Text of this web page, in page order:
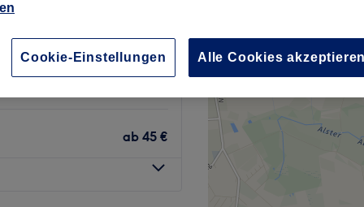
Holistisch
ab 79 €
ab 45 €
Cookie-Einstellungen Alle Cookies akzeptieren